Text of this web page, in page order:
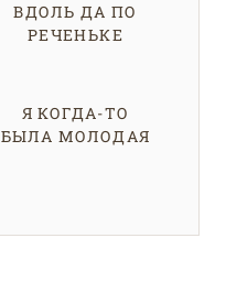
ВДОЛЬ ДА ПО
РЕЧЕНЬКЕ
Я КОГДА-ТО
БЫЛА МОЛОДАЯ